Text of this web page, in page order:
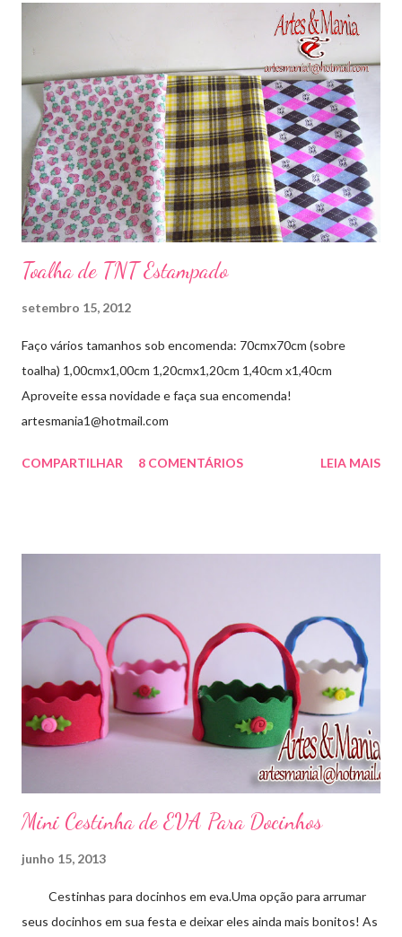
Toalha de TNT Estampado
setembro 15, 2012
Faço vários tamanhos sob encomenda: 70cmx70cm (sobre
toalha) 1,00cmx1,00cm 1,20cmx1,20cm 1,40cm x1,40cm
Aproveite essa novidade e faça sua encomenda!
artesmania1@hotmail.com
COMPARTILHAR 8 COMENTÁRIOS LEIA MAIS
Mini Cestinha de EVA Para Docinhos
junho 15, 2013
Cestinhas para docinhos em eva.Uma opção para arrumar
seus docinhos em sua festa e deixar eles ainda mais bonitos! As